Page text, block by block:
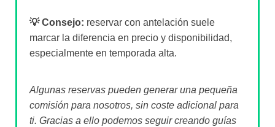
💡 Consejo: reservar con antelación suele
marcar la diferencia en precio y disponibilidad,
especialmente en temporada alta.
Algunas reservas pueden generar una pequeña
comisión para nosotros, sin coste adicional para
ti. Gracias a ello podemos seguir creando guías